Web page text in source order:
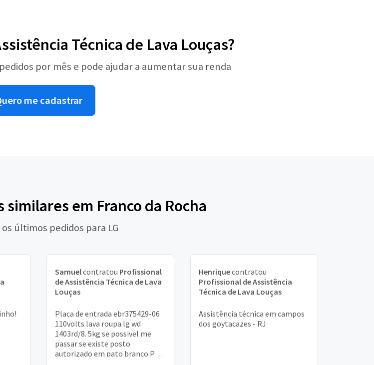
Técnica de Lava Louças?
por mês e pode ajudar a aumentar sua renda
me cadastrar
em Franco da Rocha
os últimos pedidos para LG
Samuelcontratou Profissional
de Assistência Técnica de Lava
Louças
Placa de entrada ebr375429-06
110volts lava roupa lg wd
1403rd/8. 5kg se possivel me
passar se existe posto
autorizado em pato branco PR.
Henriquecontratou
Profissional de Assistência
Técnica de Lava Louças
Assistência técnica em campos
dos goytacazes - RJ